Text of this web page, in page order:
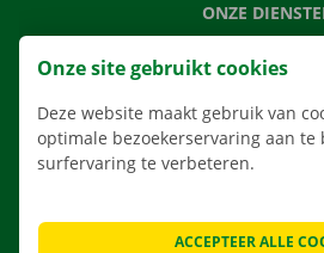
ONZE
CONTACTEER
Onze site gebruikt cookies
Deze website maakt gebruik van
optimale bezoekerservaring aan te
surfervaring te verbeteren.
ACCEPTEER ALLE